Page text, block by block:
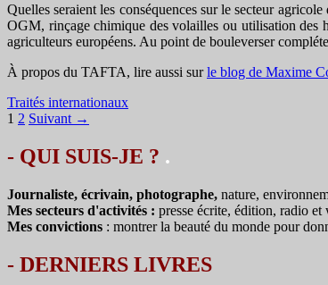
Quelles seraient les conséquences sur le secteur
OGM, rinçage chimique des volailles ou utilisation des
agriculteurs européens. Au point de bouleverser
À propos du TAFTA, lire aussi surle blog de Maxime
Traités internationaux
Navigation
articles
1 2 Suivant →
- QUI SUIS-JE ? .
Journaliste, écrivain, photographe, nature,
Mes secteurs d'activités : presse écrite, édition, radio et
Mes convictions : montrer la beauté du monde pour
- DERNIERS LIVRES